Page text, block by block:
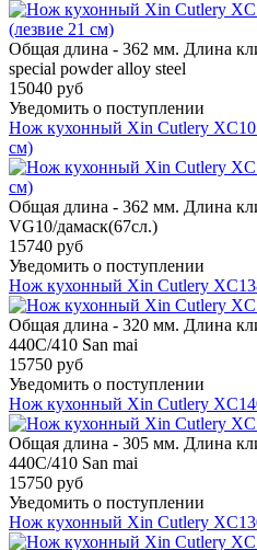
Общая длина - 362 мм. Длина
special powder alloy steel
15040 руб
Уведомить о поступлении
Нож кухонный Xin Cutlery
см)
Общая длина - 362 мм. Длина
VG10/дамаск(67сл.)
15740 руб
Уведомить о поступлении
Нож кухонный Xin Cutlery
Общая длина - 320 мм. Длина
440C/410 San mai
15750 руб
Уведомить о поступлении
Нож кухонный Xin Cutlery
Общая длина - 305 мм. Длина
440C/410 San mai
15750 руб
Уведомить о поступлении
Нож кухонный Xin Cutlery